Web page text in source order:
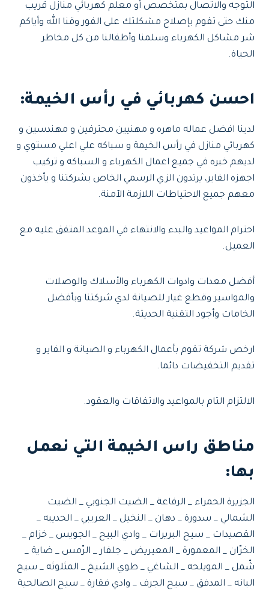
التوجه والاتصال بمتخصص أو معلم كهربائي منازل قريب
منك حتى تقوم بإصلاح مشكلتك على الفور وقنا الله وأياكم
شر مشاكل الكهرباء وسلمنا وأطفالنا من كل مخاطر
الحياة.
احسن كهربائي في رأس الخيمة:
لدينا افضل عماله ماهره و مهنيين محترفين و مهندسين و
كهربائي منازل في رأس الخيمة و سباكه علي اعلي مستوي و
لديهم خبره في جميع اعمال الكهرباء و السباكه و تركيب
اجهزه الفاير، يرتدون الزي الرسمي الخاص بشركتنا و يأخذون
معهم جميع الاحتياطات اللازمة الآمنة.
احترام المواعيد والبدء والانتهاء في الموعد المتفق عليه مع
العميل.
أفضل معدات وادوات الكهرباء والأسلاك والوصلات
والمواسير وقطع غيار للصيانة لدي شركتنا وبأفضل
الخامات وأجود التقنية الحديثة.
ارخص شركة تقوم بأعمال الكهرباء و الصيانة و الفاير و
تقديم التخفيضات دائما.
الالتزام التام بالمواعيد والاتفاقات والعقود.
مناطق راس الخيمة التي نعمل
بها:
الجزيرة الحمراء _ الرفاعة _ الضيت الجنوبي _ الضيت
الشمالي _ سدورة _ دهان _ النخيل _ العريبي _ الحديبه _
القصيدات _ سيح البريرات _ وادي البيح _ الجويس _ خزام _
الخرّان _ المعمورة _ المعيريض _ جلفار _ الرّمس _ ضاية _
شّمل _ المويلحه _ الشاغي _ طوي الشيخ _ المثلوثه _ سيح
البانه _ المدفق _ سيح الجرف _ وادي فقارة _ سيح الصالحية